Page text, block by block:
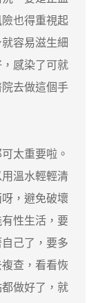
也得重視起
容易滋生細
感染了可就
去做這個手
太重要啦。
溫水輕輕清
，避免破壞
性生活，要
己了，要多
查，看看恢
做好了，就